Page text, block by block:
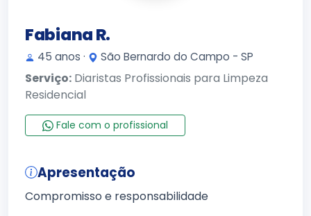
Fabiana R.
45 anos · São Bernardo do Campo - SP
Serviço: Diaristas Profissionais para Limpeza
Residencial
Fale com o profissional
Apresentação
Compromisso e responsabilidade